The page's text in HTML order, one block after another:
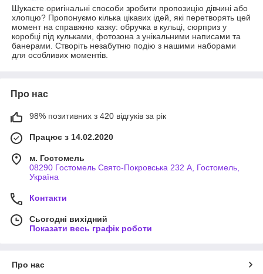
підходом
Шукаєте оригінальні способи зробити пропозицію дівчині або
хлопцю? Пропонуємо кілька цікавих ідей, які перетворять цей
момент на справжню казку: обручка в кульці, сюрприз у
коробці під кульками, фотозона з унікальними написами та
банерами. Створіть незабутню подію з нашими наборами
для особливих моментів.
Про нас
98% позитивних з 420 відгуків за рік
Працює з 14.02.2020
м. Гостомель
08290 Гостомель Свято-Покровська 232 А, Гостомель,
Україна
Контакти
Сьогодні вихідний
Показати весь графік роботи
Про нас